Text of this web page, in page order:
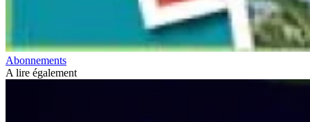
Abonnements
A lire également